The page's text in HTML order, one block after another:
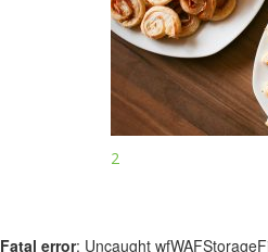
Навігація
2
Fatal error: Uncaught